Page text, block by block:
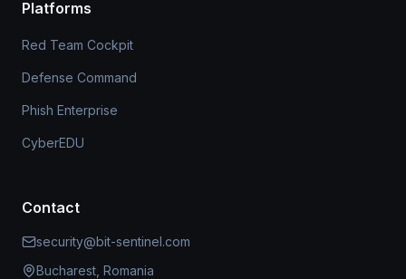
Platforms
Red Team Cockpit
Defense Command
Phish Enterprise
CyberEDU
Contact
security@bit-sentinel.com
Bucharest, Romania